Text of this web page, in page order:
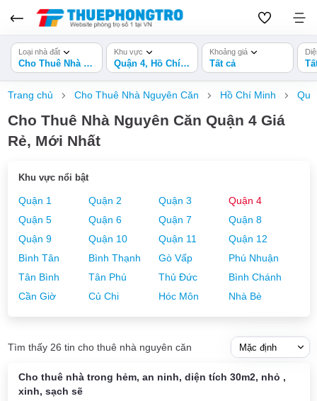
Loại nhà đất
Cho Thuê Nhà Nguyên Căn
Khu vực
Quận 4, Hồ Chí Minh
Khoảng giá
Tất cả
Trang chủ Cho Thuê Nhà Nguyên Căn Hồ Chí Minh
Cho Thuê Nhà Nguyên Căn Quận 4 Giá
Rẻ, Mới Nhất
Khu vực nổi bật
Quận 1 Quận 2 Quận 3
Quận 4
Quận 5
Quận 6 Quận 7
Quận 8
Quận 9
Quận 10 Quận 11
Quận 12
Bình Tân
Bình Thạnh Gò Vấp
Phú Nhuận
Tân Bình
Tân Phú Thủ Đức
Bình Chánh
Cần Giờ
Củ Chi Hóc Môn Nhà Bè
Tìm thấy 26 tin cho thuê nhà nguyên căn
Cho thuê nhà trong hẻm, an ninh, diện tích 30m2, nhỏ ,
xinh, sạch sẽ